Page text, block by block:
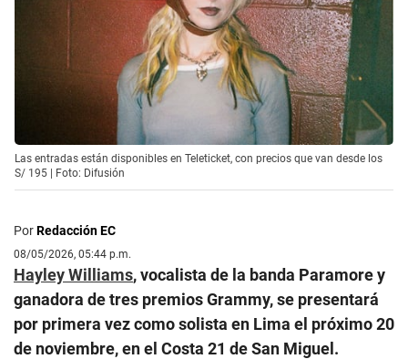
Las entradas están disponibles en Teleticket, con precios que van desde los
S/ 195 | Foto: Difusión
PorRedacción EC
08/05/2026, 05:44 p.m.
Hayley Williams, vocalista de la banda Paramore y
ganadora de tres premios Grammy, se presentará
por primera vez como solista en Lima el próximo 20
de noviembre, en el Costa 21 de San Miguel.